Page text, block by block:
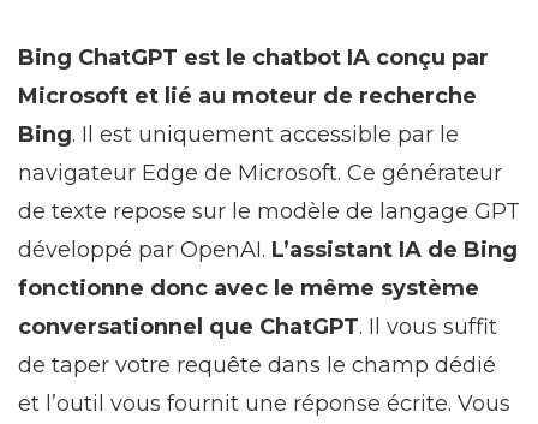
Bing ChatGPT est le chatbot IA conçu par
Microsoft et lié au moteur de recherche
Bing. Il est uniquement accessible par le
navigateur Edge de Microsoft. Ce générateur
de texte repose sur le modèle de langage GPT
développé par OpenAI. L’assistant IA de Bing
fonctionne donc avec le même système
conversationnel que ChatGPT. Il vous suffit
de taper votre requête dans le champ dédié
et l’outil vous fournit une réponse écrite. Vous